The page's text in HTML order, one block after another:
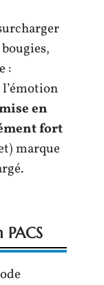
:
en
fort
marque